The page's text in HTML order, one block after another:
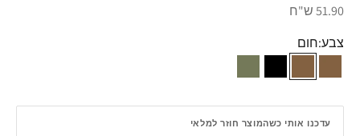
מחיר מבצע
51.90 ש"ח
צבע:חום
חום חום שחורירוק זית
עדכנו אותי כשהמוצר חוזר למלאי